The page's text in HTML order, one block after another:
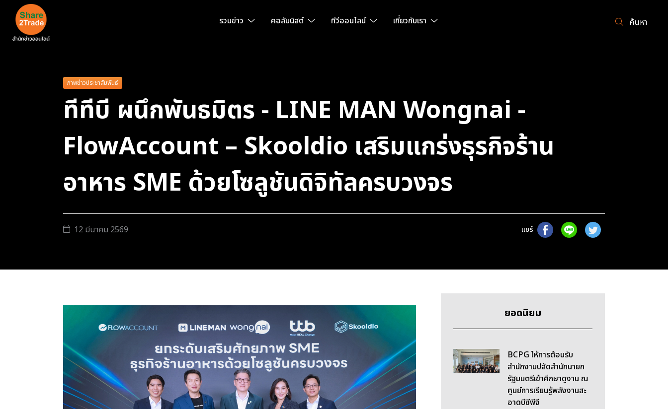
รวมข่าว คอลัมนิสต์ ทีวีออนไลน์ เกี่ยวกับเรา ค้นหา
ภาพข่าวประชาสัมพันธ์
ทีทีบี ผนึกพันธมิตร - LINE MAN Wongnai -
FlowAccount – Skooldio เสริมแกร่งธุรกิจร้าน
อาหาร SME ด้วยโซลูชันดิจิทัลครบวงจร
12 มีนาคม 2569 แชร์
ยอดนิยม
BCPG ให้การต้อนรับ
สำนักงานปลัดสำนักนายก
รัฐมนตรีเข้าศึกษาดูงาน ณ
ศูนย์การเรียนรู้พลังงานสะ
อาดบีซีพีจี